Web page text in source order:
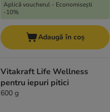
Aplică voucherul - Economisești
-10%
Adaugă în coș
Vitakraft Life Wellness
pentru iepuri pitici
600 g